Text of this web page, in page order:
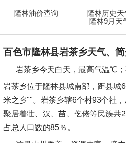
隆林油价查询 隆林历史天
隆林9月天
百色市隆林县岩茶乡天气、
岩茶乡今天白天，最高气温℃
岩茶乡位于隆林县城南部，距县城
米之乡""。岩茶乡辖6个村93个社，
聚居着壮、汉、苗、仡佬等民族共
占总人口数的85％。